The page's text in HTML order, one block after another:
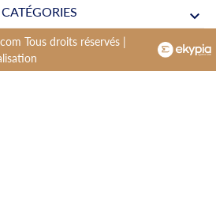
CATÉGORIES
Tous droits réservés |